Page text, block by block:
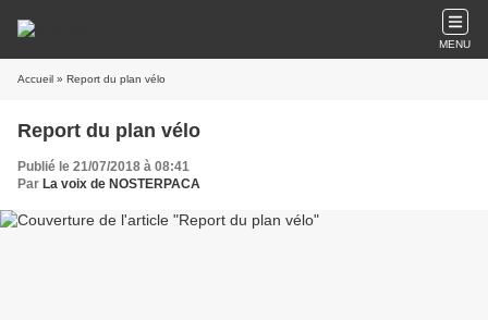
MENU
Accueil » Report du plan vélo
Report du plan vélo
Publié le 21/07/2018 à 08:41
Par La voix de NOSTERPACA